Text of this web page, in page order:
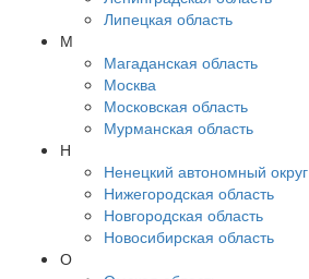
Липецкая область
М
Магаданская область
Москва
Московская область
Мурманская область
Н
Ненецкий автономный округ
Нижегородская область
Новгородская область
Новосибирская область
О